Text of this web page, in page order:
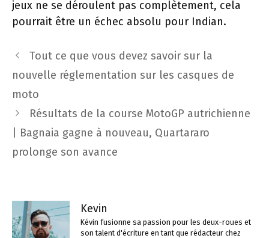
jeux ne se déroulent pas complètement, cela
pourrait être un échec absolu pour Indian.
Navigation
des
Tout ce que vous devez savoir sur la
nouvelle réglementation sur les casques de
moto
Résultats de la course MotoGP autrichienne
| Bagnaia gagne à nouveau, Quartararo
prolonge son avance
Kevin
Kévin fusionne sa passion pour les deux-roues et
son talent d'écriture en tant que rédacteur chez